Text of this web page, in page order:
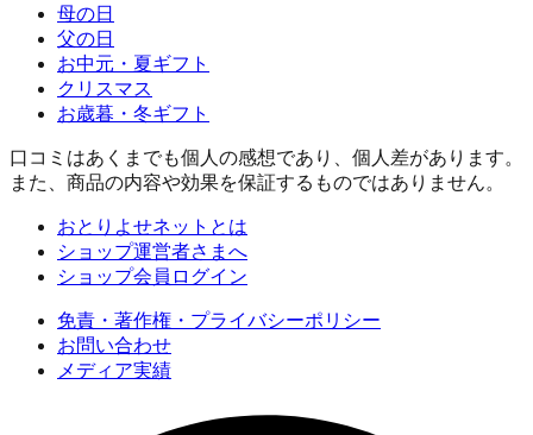
母の日
父の日
お中元・夏ギフト
クリスマス
お歳暮・冬ギフト
口コミはあくまでも個人の感想であり、個人差があります。
また、商品の内容や効果を保証するものではありません。
おとりよせネットとは
ショップ運営者さまへ
ショップ会員ログイン
免責・著作権・プライバシーポリシー
お問い合わせ
メディア実績